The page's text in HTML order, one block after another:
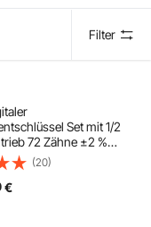
Filter
Set mit 1/2
72 Zähne ±2 %
mit
Wert & Summer &
(20)
€